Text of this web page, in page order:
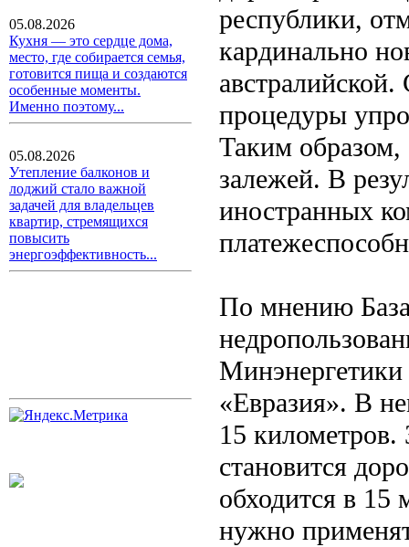
05.08.2026
Кухня — это сердце дома,
место, где собирается семья,
готовится пища и создаются
особенные моменты.
Именно поэтому...
05.08.2026
Утепление балконов и
лоджий стало важной
задачей для владельцев
квартир, стремящихся
повысить
энергоэффективность...
республики,
кардинально
процедуры
Таким образом,
залежей. В
иностранных
По мнению
Минэнергетики
«Евразия». В
15 километров.
становится
обходится в 15
нужно